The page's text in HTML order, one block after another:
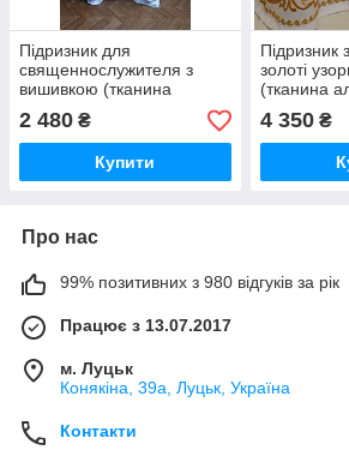
Підризник для
священнослужителя з
вишивкою (тканина
2 480 ₴
Купити
Підризник
золоті
(тканина
4 350₴
Про нас
99% позитивних з 980 відгуків за рік
Працює з 13.07.2017
м. Луцьк
Конякіна, 39а, Луцьк, Україна
Контакти